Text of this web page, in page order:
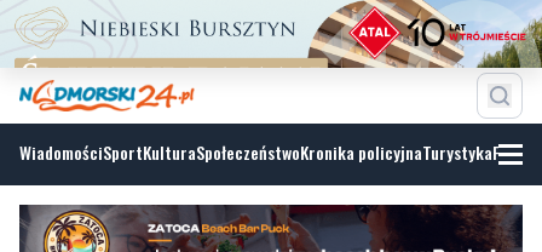
WiadomościSportKulturaSpołeczeństwoKronika policyjnaTurystyka